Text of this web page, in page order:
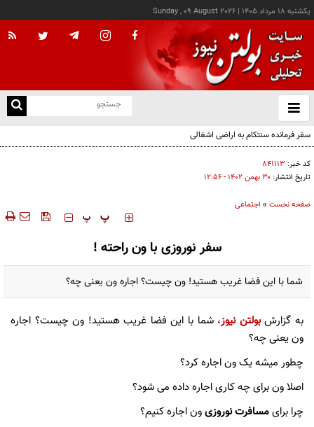
يکشنبه ۱۸ مرداد ۱۴۰۵ |
Sunday , 09 August 2026
باز
و
سفر فرمانده سنتکام به اراضی اشغالی
کد خبر: ۸۴۱۱۱۳
تاریخ انتشار: ۳۰ بهمن ۱۴۰۲ - ۱۲:۵۶
صفحه نخست » اجتماعی
‍‍‍ پ پ
سفر نوروزی با ون راحته !
شما با این فضا غریب هستید! ون چیست؟ اجاره ون یعنی چه؟
به گزارشبولتن نیوز، شما با این فضا غریب هستید! ون چیست؟ اجاره
ون یعنی چه؟
چطور میشه یک ون اجاره کرد؟
اصلا ون برای چه کاری اجاره داده می شود؟
چرا برایمسافرت نوروزیون اجاره کنیم؟